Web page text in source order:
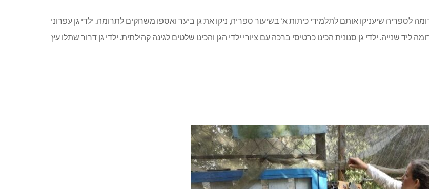
לספריה שיעניקו אותם לתלמידי כיתות א’ בשיעור ספריה, ניקו את גן ביער ואספו משחקים לתרומה. ילדי גן עפרוני
ליד שנייה. ילדי גן סנונית הכינו כרטיסי ברכה עם ציורי ילדי הגן והכינו שלטים לגינה קהילתית. ילדי גן דרור שתלו עץ